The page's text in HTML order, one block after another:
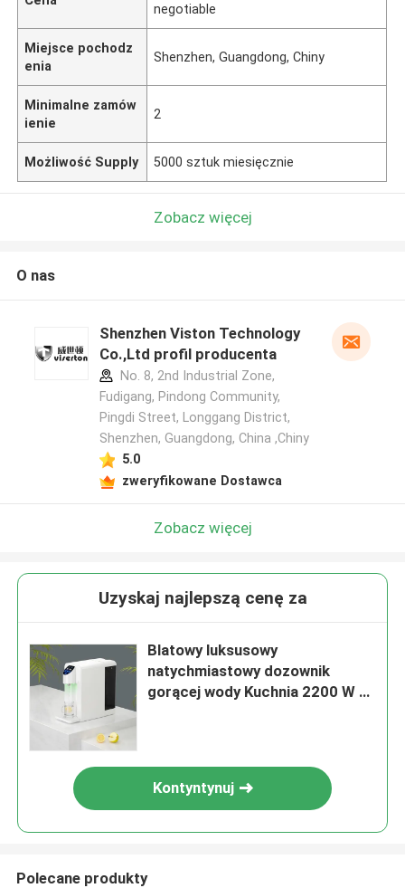
negotiable
Miejsce pochodz
enia
Shenzhen, Guangdong, Chiny
Minimalne zamów
ienie
2
Możliwość Supply 5000 sztuk miesięcznie
Zobacz więcej
O nas
Shenzhen Viston Technology
Co.,Ltd profil producenta
No. 8, 2nd Industrial Zone,
Fudigang, Pindong Community,
Pingdi Street, Longgang District,
Shenzhen, Guangdong, China ,Chiny
5.0
zweryfikowane Dostawca
Zobacz więcej
Uzyskaj najlepszą cenę za
Blatowy luksusowy
natychmiastowy dozownik
gorącej wody Kuchnia 2200 W z
Kontyntynuj
Polecane produkty